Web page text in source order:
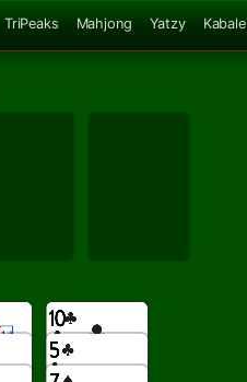
TriPeaks Mahjong Yatzy Kabale